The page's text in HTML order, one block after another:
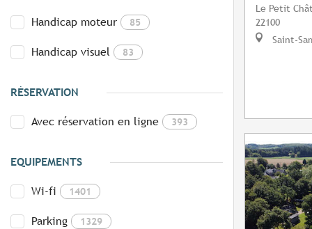
Handicap moteur 85
Handicap visuel 83
RÉSERVATION
Avec réservation en ligne 393
EQUIPEMENTS
Wi-fi 1401
Parking 1329
Le Petit
22100
Saint-